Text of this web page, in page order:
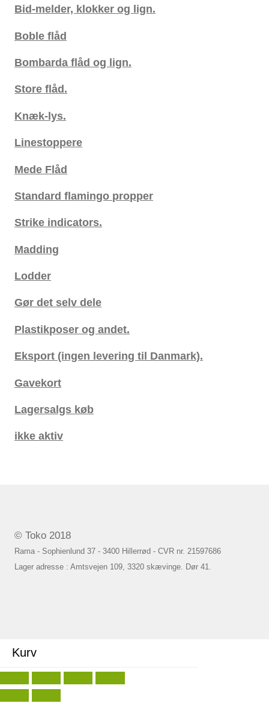
Bid-melder, klokker og lign.
Boble flåd
Bombarda flåd og lign.
Store flåd.
Knæk-lys.
Linestoppere
Mede Flåd
Standard flamingo propper
Strike indicators.
Madding
Lodder
Gør det selv dele
Plastikposer og andet.
Eksport (ingen levering til Danmark).
Gavekort
Lagersalgs køb
ikke aktiv
© Toko 2018
Rama - Sophienlund 37 - 3400 Hillerrød - CVR nr. 21597686
Lager adresse : Amtsvejen 109, 3320 skævinge. Dør 41.
Kurv